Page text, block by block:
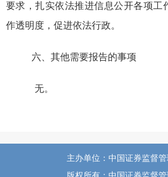
要求，扎实依法推进信息公开各项工
作透明度，促进依法行政。
六、其他需要报告的事项
无。
主办单位：中国证券监督